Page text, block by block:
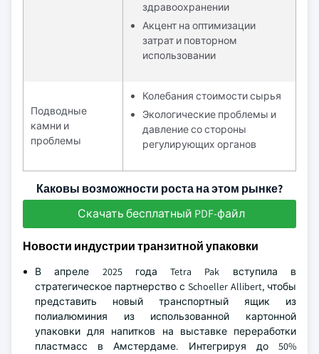
здравоохранении
Акцент на оптимизации
затрат и повторном
использовании
Подводные
камни и
проблемы
Колебания стоимости сырья
Экологические проблемы и
давление со стороны
регулирующих органов
Каковы возможности роста на этом рынке?
Скачать бесплатный PDF-файл
Новости индустрии транзитной упаковки
В апреле 2025 года Tetra Pak вступила в
стратегическое партнерство с Schoeller Allibert, чтобы
представить новый транспортный ящик из
полиалюминия из использованной картонной
упаковки для напитков на выставке переработки
пластмасс в Амстердаме. Интегрируя до 50%